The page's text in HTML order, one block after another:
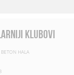
klubovi
HALA